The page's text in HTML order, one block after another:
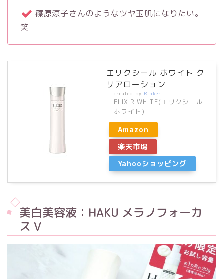
篠原涼子さんのようなツヤ玉肌になりたい。
笑
エリクシール ホワイト ク
リアローション
created by Rinker
ELIXIR WHITE(エリクシール
ホワイト)
Amazon
楽天市場
Yahooショッピング
美白美容液：HAKU メラノフォーカ
ス V